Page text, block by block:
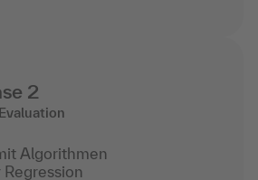
2
Algorithmen